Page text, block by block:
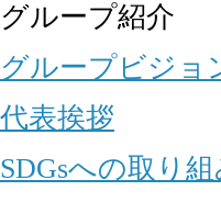
グループ紹介
グループビジョ
代表挨拶
SDGsへの取り組